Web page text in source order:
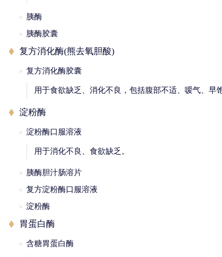
胰酶
胰酶胶囊
复方消化酶(熊去氧胆酸)
复方消化酶胶囊
用于食欲缺乏、消化不良，包括腹部不适、嗳气、
淀粉酶
淀粉酶口服溶液
用于消化不良、食欲缺乏。
胰酶胆汁肠溶片
复方淀粉酶口服溶液
淀粉酶
胃蛋白酶
含糖胃蛋白酶